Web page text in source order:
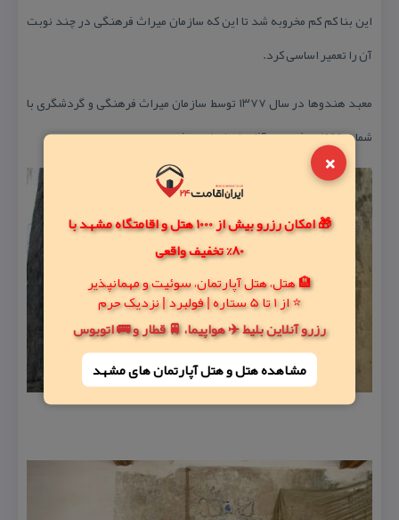
×
🎁 امکان رزرو بیش از 1000 هتل و اقامتگاه مشهد با
80% تخفیف واقعی
🏨 هتل، هتل آپارتمان، سوئیت و مهمانپذیر
⭐ از 1 تا 5 ستاره | فولبرد | نزدیک حرم
رزرو آنلاین بلیط ✈️ هواپیما، 🚆 قطار و 🚌 اتوبوس
مشاهده هتل و هتل‌ آپارتمان های مشهد
این بنا كم كم مخروبه شد تا این كه سازمان میراث فرهنگی در چند نوبت
آن را تعمیر اساسی كرد.
معبد هندوها در سال ۱۳۷۷ توسط سازمان میراث فرهنگی و گردشگری با
شماره ۱۹۹۹ در فهرست آثار ملی ایران به ثبت رسید.